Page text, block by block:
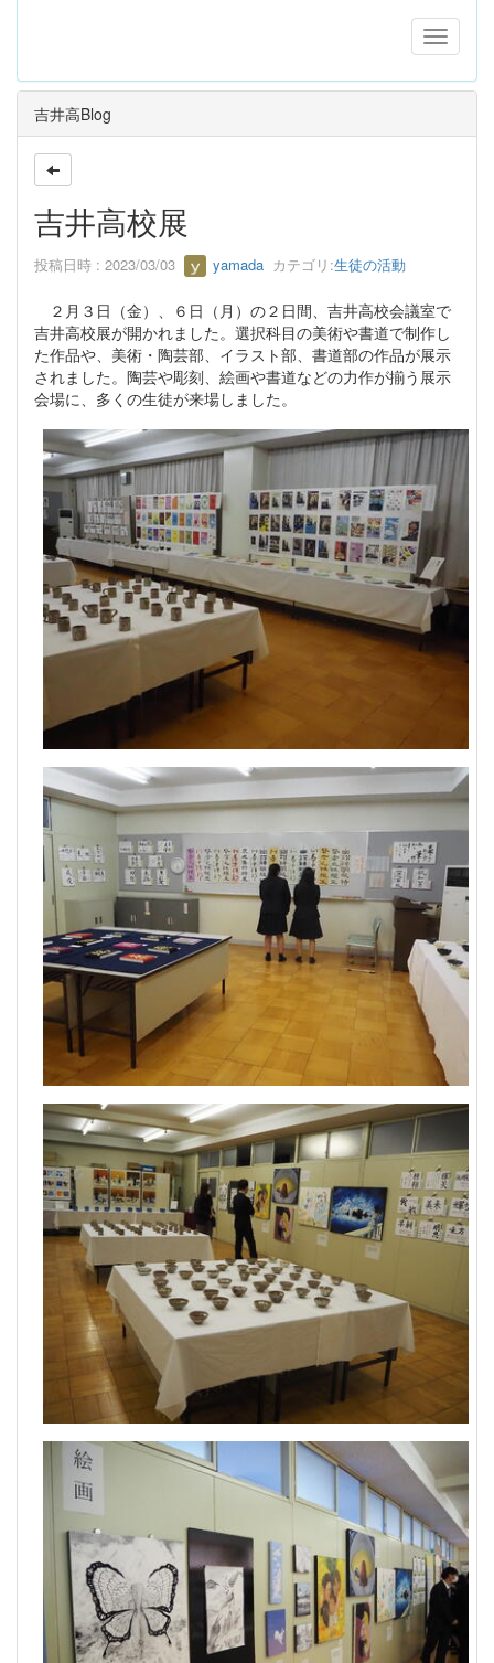
吉井高Blog
吉井高校展
投稿日時 : 2023/03/03 yamada カテゴリ:生徒の活動
２月３日（金）、６日（月）の２日間、吉井高校会議室で
吉井高校展が開かれました。選択科目の美術や書道で制作し
た作品や、美術・陶芸部、イラスト部、書道部の作品が展示
されました。陶芸や彫刻、絵画や書道などの力作が揃う展示
会場に、多くの生徒が来場しました。